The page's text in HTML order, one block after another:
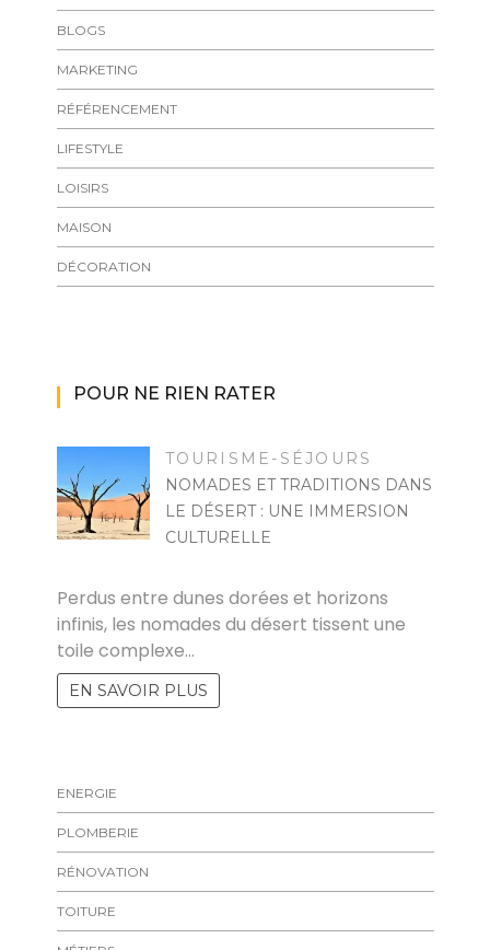
BLOGS
MARKETING
RÉFÉRENCEMENT
LIFESTYLE
LOISIRS
MAISON
DÉCORATION
POUR NE RIEN RATER
TOURISME-SÉJOURS
NOMADES ET TRADITIONS DANS
LE DÉSERT : UNE IMMERSION
CULTURELLE
Perdus entre dunes dorées et horizons
infinis, les nomades du désert tissent une
toile complexe…
EN SAVOIR PLUS
ENERGIE
PLOMBERIE
RÉNOVATION
TOITURE